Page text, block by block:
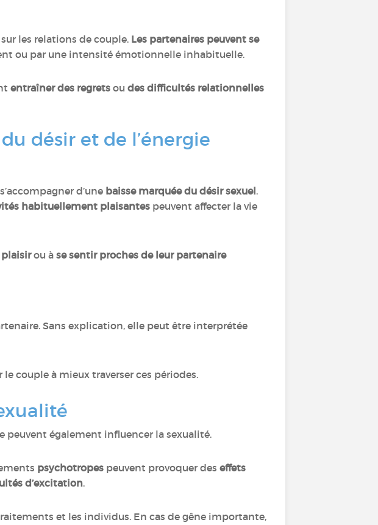
les relations de couple. Les partenaires peuvent se
ou par une intensité émotionnelle inhabituelle.
entraîner des regrets ou des difficultés relationnelles
désir et de l’énergie
d’une baisse marquée du désir sexuel.
habituellement plaisantes peuvent affecter la vie
plaisirou à se sentir proches de leur partenaire
Sans explication, elle peut être interprétée
couple à mieux traverser ces périodes.
peuvent également influencer la sexualité.
psychotropes peuvent provoquer des effets
d’excitation.
et les individus. En cas de gêne importante,